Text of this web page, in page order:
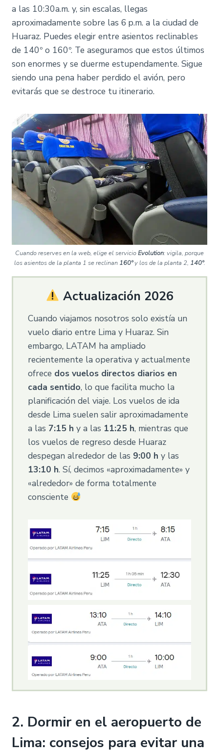
a las 10:30a.m. y, sin escalas, llegas
aproximadamente sobre las 6 p.m. a la ciudad de
Huaraz. Puedes elegir entre asientos reclinables
de 140º o 160º. Te aseguramos que estos últimos
son enormes y se duerme estupendamente. Sigue
siendo una pena haber perdido el avión, pero
evitarás que se destroce tu itinerario.
Cuando reserves en la web, elige el servicioEvolution: vigila, porque
los asientos de la planta 1 se reclinan 160ºy los de la planta 2, 140º.
​ Actualización 2026
Cuando viajamos nosotros solo existía un
vuelo diario entre Lima y Huaraz. Sin
embargo, LATAM ha ampliado
recientemente la operativa y actualmente
ofrece dos vuelos directos diarios en
cada sentido, lo que facilita mucho la
planificación del viaje. Los vuelos de ida
desde Lima suelen salir aproximadamente
a las 7:15 h y a las 11:25 h, mientras que
los vuelos de regreso desde Huaraz
despegan alrededor de las 9:00 h y las
13:10 h. Sí, decimos «aproximadamente» y
«alrededor» de forma totalmente
consciente
2. Dormir en el aeropuerto de
Lima: consejos para evitar una